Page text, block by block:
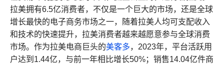
拉美拥有6.5亿消费者，不仅是一个巨大的市场，还是全球
增长最快的电子商务市场之一，随着拉美人均可支配收入
和技术的快速提升，拉美消费者越来越愿意参与全球消费
市场。作为拉美电商巨头的美客多，2023年，平台活跃用
户达到1.44亿，与前一年相比增长50%；销售14.04亿件商